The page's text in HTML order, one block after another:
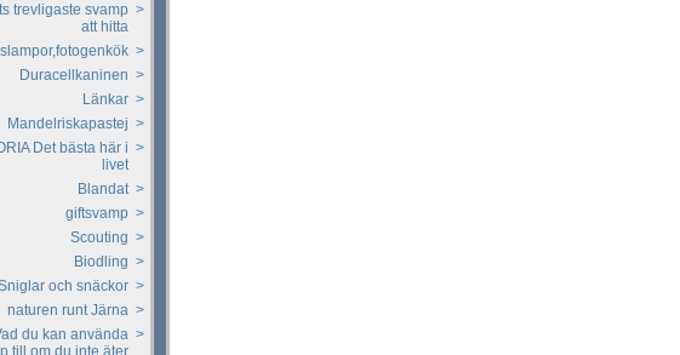
trevligaste svamp
att hitta
>
>
Duracellkaninen >
Länkar >
Mandelriskapastej >
Det bästa här i
livet
>
Blandat >
giftsvamp >
Scouting >
Biodling >
och snäckor >
naturen runt Järna >
du kan använda
till om du inte äter
>